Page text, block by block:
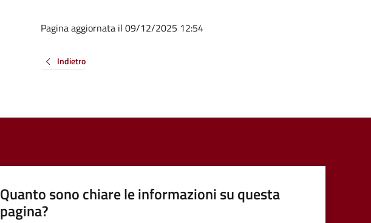
Pagina aggiornata il 09/12/2025 12:54
Indietro
Quanto sono chiare le informazioni su questa
pagina?